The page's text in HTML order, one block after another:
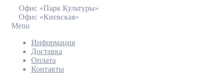
Офис «Парк Культуры»
Офис «Киевская»
Menu
Информация
Доставка
Оплата
Контакты